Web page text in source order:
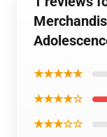
★★★★★
★★★★☆
★★★☆☆